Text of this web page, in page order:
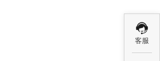
客服